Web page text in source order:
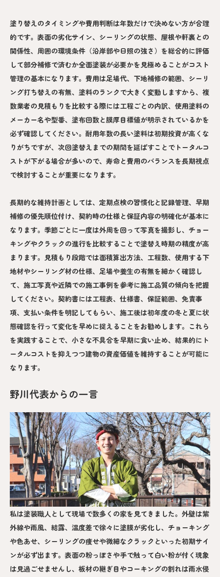
塗り替えのタイミングや費用判断は年数だけで決めない方が合理
的です。表面の劣化サイン、シーリングの状態、屋根や軒裏との
関係性、周囲の環境条件（沿岸部や日照の強さ）を総合的に評価
して部分補修で済むか全面塗装が必要かを見極めることがコスト
管理の基本になります。費用は足場代、下地補修の範囲、シーリ
ング打ち替えの有無、塗料のランクで大きく変動しますから、複
数業者の見積もりを比較する際には工程ごとの内訳、使用塗料の
メーカー名や型番、塗布回数と膜厚目標値が明示されているかを
必ず確認してください。耐用年数の長い塗料は初期投資が高くな
りがちですが、次回塗替えまでの期間を延ばすことでトータルコ
ストが下がる場合が多いので、寿命と費用のバランスを長期視点
で検討することが重要になります。
長期的な維持計画としては、定期点検の習慣化と記録管理、早期
補修の優先順位付け、契約時の仕様と保証内容の明確化が基本に
なります。季節ごとに一度は外周を回って写真を撮影し、チョー
キングやクラックの進行を比較することで塗替え時期の精度が高
まります。見積もり段階では面積算出方法、工程数、使用する下
地材やシーリング材の仕様、足場や養生の有無を細かく確認し
て、施工写真や近隣での施工事例を参考に施工品質の傾向を把握
してください。契約書には工程表、仕様書、保証範囲、免責事
項、支払い条件を明記してもらい、施工後は初年度の冬と夏に状
態確認を行って変化を早めに捉えることをお勧めします。これら
を実践することで、小さな不具合を早期に食い止め、結果的にト
ータルコストを抑えつつ建物の資産価値を維持することが可能に
なります。
野川代表からの一言
私は塗装職人として現場で数多くの家を見てきました。外壁は紫
外線や雨風、結露、温度差で徐々に塗膜が劣化し、チョーキング
や色あせ、シーリングの痩せや微細なクラックといった初期サイ
ンが必ず出ます。表面の粉っぽさや手で触って白い粉が付く現象
は見過ごせませんし、板材の継ぎ目やコーキングの割れは雨水侵